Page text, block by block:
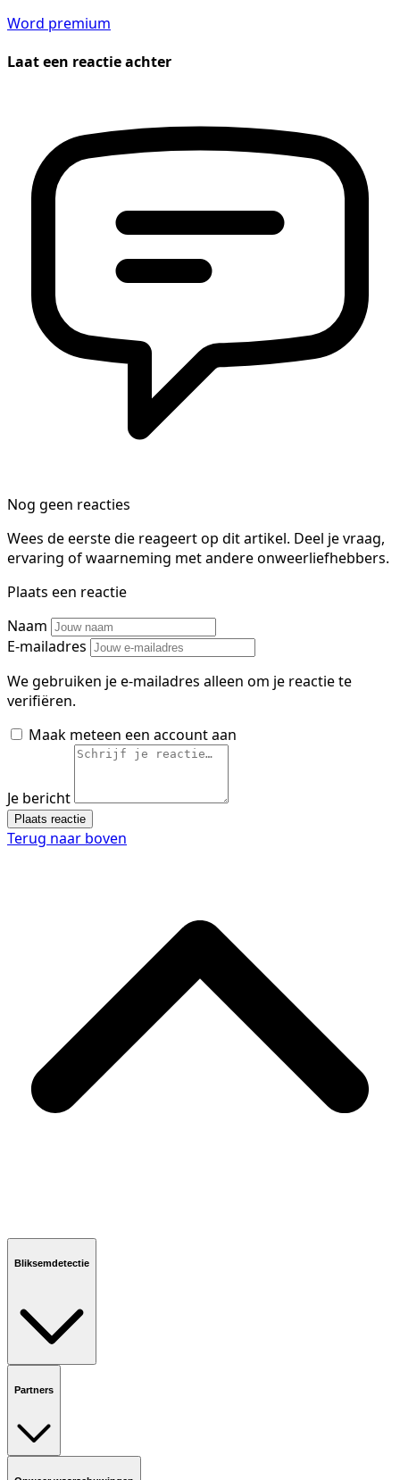
Word premium
Laat een reactie achter
Nog geen reacties
Wees de eerste die reageert op dit artikel. Deel je vraag,
ervaring of waarneming met andere onweerliefhebbers.
Plaats een reactie
Naam
E-mailadres
We gebruiken je e-mailadres alleen om je reactie te
verifiëren.
Maak meteen een account aan
Je bericht
Plaats reactie
Terug naar boven
Bliksemdetectie
Partners